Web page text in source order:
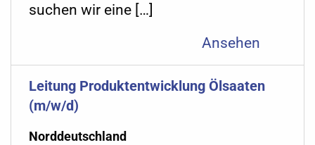
suchen wir eine […]
Ansehen
Leitung Produktentwicklung Ölsaaten
(m/w/d)
Norddeutschland